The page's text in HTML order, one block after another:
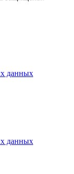
данных
данных